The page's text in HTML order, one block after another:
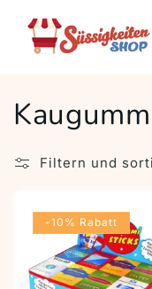
zum
Inhalt
Filtern und
-10% Rabatt